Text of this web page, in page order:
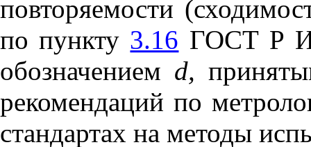
повторяемости
по пункту 3.16 ГОСТ Р
обозначением d,
рекомендаций по
стандартах на методы